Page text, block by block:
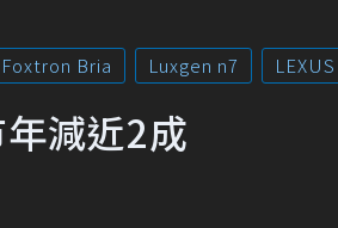
Foxtron Bria Luxgen n7 LEXUS
減近2成